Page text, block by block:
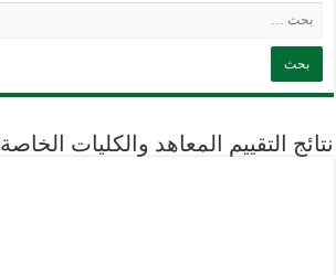
نتائج التقييم المعاهد والكليات الخاصة